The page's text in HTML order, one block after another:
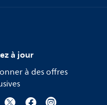
à jour
à des offres